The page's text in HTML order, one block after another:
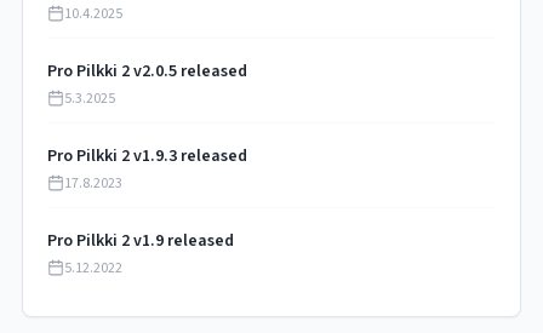
10.4.2025
Pro Pilkki 2 v2.0.5 released
5.3.2025
Pro Pilkki 2 v1.9.3 released
17.8.2023
Pro Pilkki 2 v1.9 released
5.12.2022